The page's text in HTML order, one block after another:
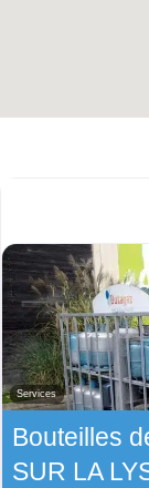
Services
Bouteilles
SUR LA